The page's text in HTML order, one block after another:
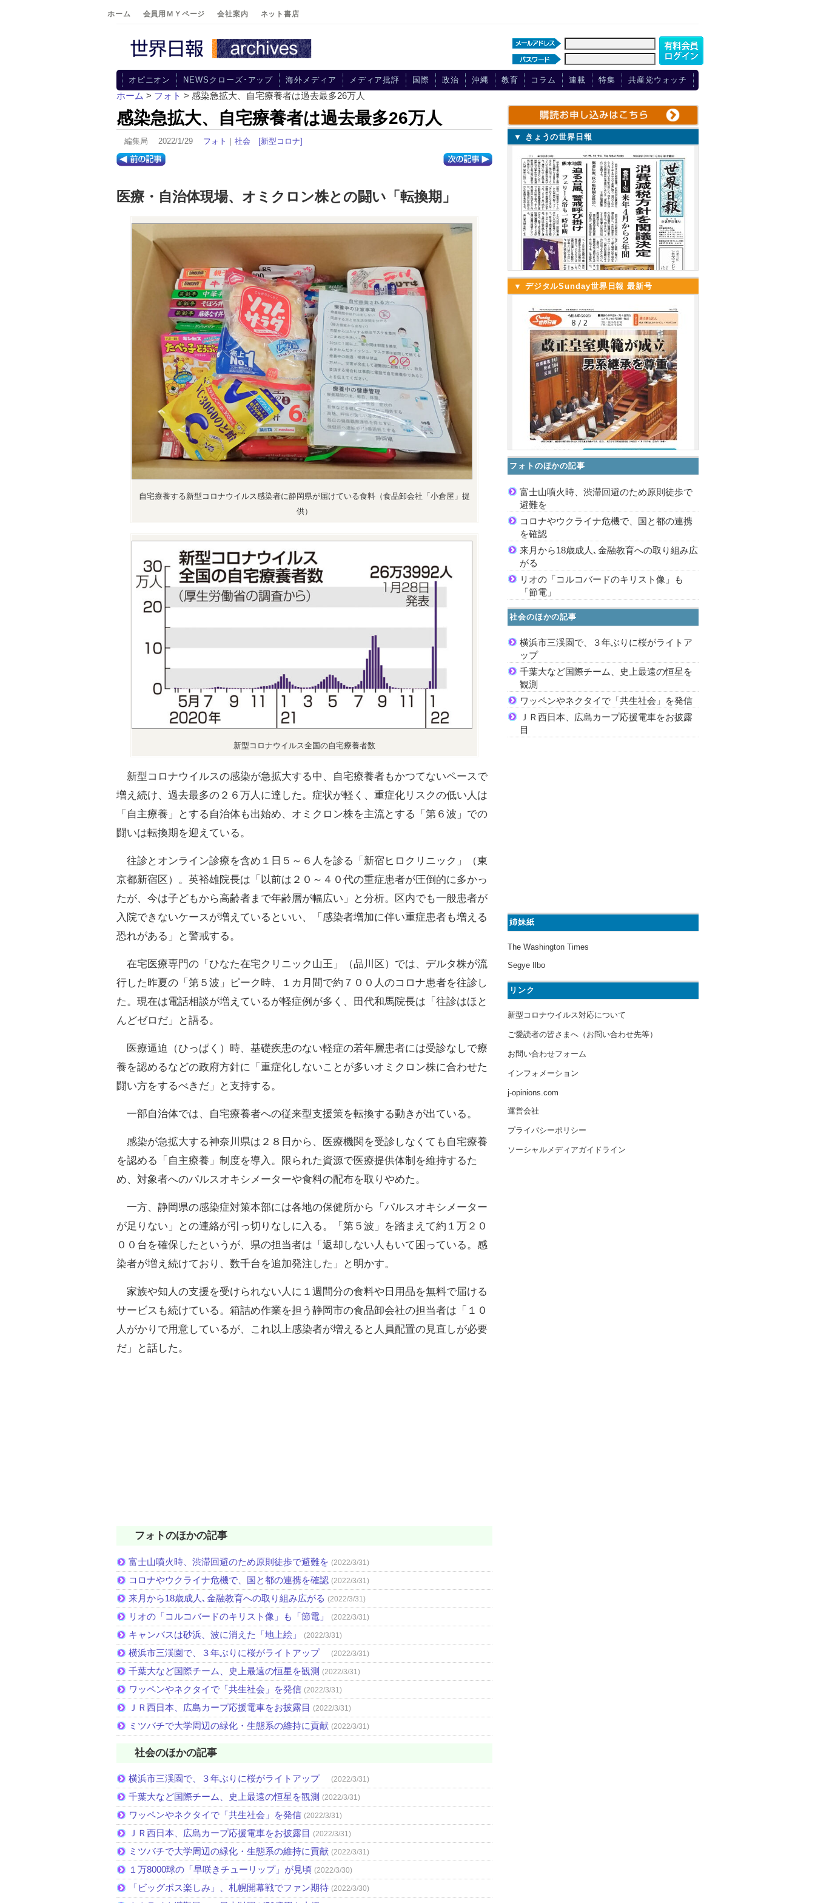
ホーム 会員用ＭＹページ 会社案内 ネット書店
オピニオン NEWSクローズ･アップ 海外メディア メディア批評 国際 政治 沖縄 教育 コラム 連載 特集 共産党ウォッチ
ホーム > フォト > 感染急拡大、自宅療養者は過去最多26万人
感染急拡大、自宅療養者は過去最多26万人
編集局 2022/1/29 フォト ｜ 社会 [新型コロナ]
医療・自治体現場、オミクロン株との闘い「転換期」
自宅療養する新型コロナウイルス感染者に静岡県が届けている食料（食品卸会社「小倉屋」提
供）
新型コロナウイルス全国の自宅療養者数
新型コロナウイルスの感染が急拡大する中、自宅療養者もかつてないペースで
増え続け、過去最多の２６万人に達した。症状が軽く、重症化リスクの低い人は
「自主療養」とする自治体も出始め、オミクロン株を主流とする「第６波」での
闘いは転換期を迎えている。
往診とオンライン診療を含め１日５～６人を診る「新宿ヒロクリニック」（東
京都新宿区）。英裕雄院長は「以前は２０～４０代の重症患者が圧倒的に多かっ
たが、今は子どもから高齢者まで年齢層が幅広い」と分析。区内でも一般患者が
入院できないケースが増えているといい、「感染者増加に伴い重症患者も増える
恐れがある」と警戒する。
在宅医療専門の「ひなた在宅クリニック山王」（品川区）では、デルタ株が流
行した昨夏の「第５波」ピーク時、１カ月間で約７００人のコロナ患者を往診し
た。現在は電話相談が増えているが軽症例が多く、田代和馬院長は「往診はほと
んどゼロだ」と語る。
医療逼迫（ひっぱく）時、基礎疾患のない軽症の若年層患者には受診なしで療
養を認めるなどの政府方針に「重症化しないことが多いオミクロン株に合わせた
闘い方をするべきだ」と支持する。
一部自治体では、自宅療養者への従来型支援策を転換する動きが出ている。
感染が急拡大する神奈川県は２８日から、医療機関を受診しなくても自宅療養
を認める「自主療養」制度を導入。限られた資源で医療提供体制を維持するた
め、対象者へのパルスオキシメーターや食料の配布を取りやめた。
一方、静岡県の感染症対策本部には各地の保健所から「パルスオキシメーター
が足りない」との連絡が引っ切りなしに入る。「第５波」を踏まえて約１万２０
００台を確保したというが、県の担当者は「返却しない人もいて困っている。感
染者が増え続けており、数千台を追加発注した」と明かす。
家族や知人の支援を受けられない人に１週間分の食料や日用品を無料で届ける
サービスも続けている。箱詰め作業を担う静岡市の食品卸会社の担当者は「１０
人がかりで用意しているが、これ以上感染者が増えると人員配置の見直しが必要
だ」と話した。
フォトのほかの記事
富士山噴火時、渋滞回避のため原則徒歩で避難を (2022/3/31)
コロナやウクライナ危機で、国と都の連携を確認 (2022/3/31)
来月から18歳成人､金融教育への取り組み広がる (2022/3/31)
リオの「コルコバードのキリスト像」も「節電」 (2022/3/31)
キャンバスは砂浜、波に消えた「地上絵」 (2022/3/31)
横浜市三渓園で、３年ぶりに桜がライトアップ (2022/3/31)
千葉大など国際チーム、史上最遠の恒星を観測 (2022/3/31)
ワッペンやネクタイで「共生社会」を発信 (2022/3/31)
ＪＲ西日本、広島カープ応援電車をお披露目 (2022/3/31)
ミツバチで大学周辺の緑化・生態系の維持に貢献 (2022/3/31)
社会のほかの記事
横浜市三渓園で、３年ぶりに桜がライトアップ (2022/3/31)
千葉大など国際チーム、史上最遠の恒星を観測 (2022/3/31)
ワッペンやネクタイで「共生社会」を発信 (2022/3/31)
ＪＲ西日本、広島カープ応援電車をお披露目 (2022/3/31)
ミツバチで大学周辺の緑化・生態系の維持に貢献 (2022/3/31)
１万8000球の「早咲きチューリップ」が見頃 (2022/3/30)
「ビッグボス楽しみ」、札幌開幕戦でファン期待 (2022/3/30)
▼ きょうの世界日報
▼ デジタルSunday世界日報 最新号
フォトのほかの記事
富士山噴火時、渋滞回避のため原則徒歩で
避難を
コロナやウクライナ危機で、国と都の連携
を確認
来月から18歳成人､金融教育への取り組み広
がる
リオの「コルコバードのキリスト像」も
「節電」
社会のほかの記事
横浜市三渓園で、３年ぶりに桜がライトア
ップ
千葉大など国際チーム、史上最遠の恒星を
観測
ワッペンやネクタイで「共生社会」を発信
ＪＲ西日本、広島カープ応援電車をお披露
目
姉妹紙
The Washington Times
Segye Ilbo
リンク
新型コロナウイルス対応について
ご愛読者の皆さまへ（お問い合わせ先等）
お問い合わせフォーム
インフォメーション
j-opinions.com
運営会社
プライバシーポリシー
ソーシャルメディアガイドライン